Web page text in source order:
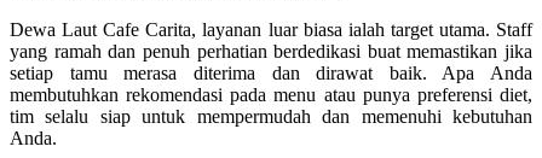
Dewa Laut Cafe Carita, layanan luar biasa ialah target utama. Staff
yang ramah dan penuh perhatian berdedikasi buat memastikan jika
setiap tamu merasa diterima dan dirawat baik. Apa Anda
membutuhkan rekomendasi pada menu atau punya preferensi diet,
tim selalu siap untuk mempermudah dan memenuhi kebutuhan
Anda.